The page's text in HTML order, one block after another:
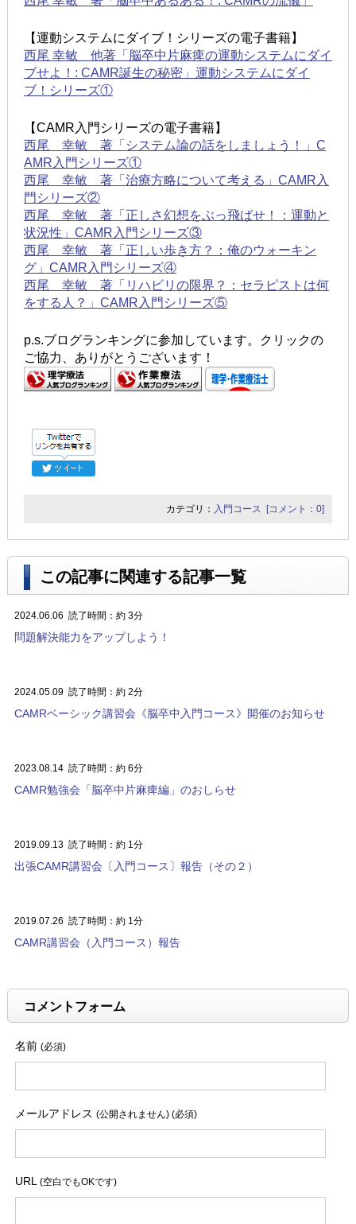
【運動システムにダイブ！シリーズの電子書籍】
西尾 幸敏 他著「脳卒中片麻痺の運動システムにダイ
ブせよ！: CAMR誕生の秘密」運動システムにダイ
ブ！シリーズ①
【CAMR入門シリーズの電子書籍】
西尾 幸敏 著「システム論の話をしましょう！」C
AMR入門シリーズ①
西尾 幸敏 著「治療方略について考える」CAMR入
門シリーズ②
西尾 幸敏 著「正しさ幻想をぶっ飛ばせ！：運動と
状況性」CAMR入門シリーズ③
西尾 幸敏 著「正しい歩き方？：俺のウォーキン
グ」CAMR入門シリーズ④
西尾 幸敏 著「リハビリの限界？：セラピストは何
をする人？」CAMR入門シリーズ⑤
p.s.ブログランキングに参加しています。クリックの
ご協力、ありがとうございます！
カテゴリ： 入門コース [コメント：0]
この記事に関連する記事一覧
2024.06.06 読了時間：約 3分
問題解決能力をアップしよう！
2024.05.09 読了時間：約 2分
CAMRベーシック講習会《脳卒中入門コース》開催のお知らせ
2023.08.14 読了時間：約 6分
CAMR勉強会「脳卒中片麻痺編」のおしらせ
2019.09.13 読了時間：約 1分
出張CAMR講習会〔入門コース〕報告（その２）
2019.07.26 読了時間：約 1分
CAMR講習会（入門コース）報告
コメントフォーム
名前 (必須)
メールアドレス (公開されません) (必須)
URL (空白でもOKです)